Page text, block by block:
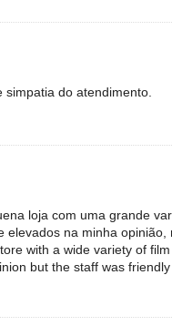
do atendimento.
loja com uma grande
elevados na minha
with a wide variety of
but the staff was